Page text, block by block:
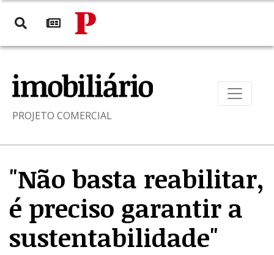
PROJETO COMERCIAL
"Não basta reabilitar,
é preciso garantir a
sustentabilidade"